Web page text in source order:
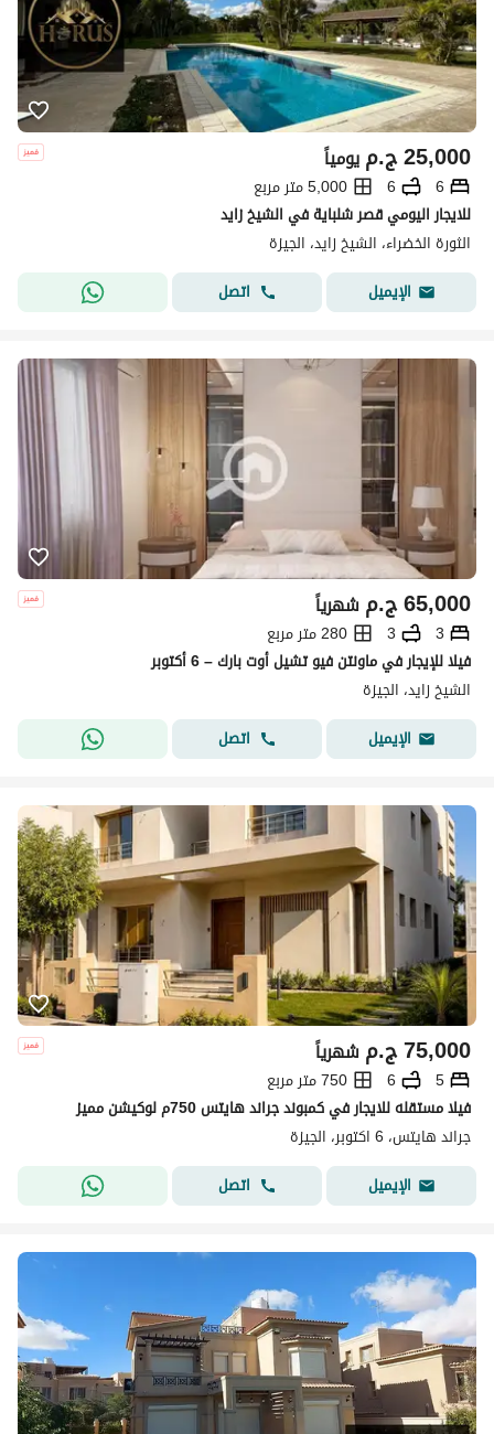
ج.م25,000 يومياً
6
6
5,000 متر مربع
للايجار اليومي قصر شلباية في الشيخ زايد
الثورة الخضراء، الشيخ زايد، الجيزة
الإيميل
اتصل
ج.م65,000 شهرياً
3
3
280 متر مربع
فيلا للإيجار في ماونتن فيو تشيل أوت بارك – 6 أكتوبر
الشيخ زايد، الجيزة
الإيميل
اتصل
ج.م75,000 شهرياً
5
6
750 متر مربع
فيلا مستقله للايجار في كمبوند جراند هايتس 750م لوكيشن مميز
جراند هايتس، 6 اكتوبر، الجيزة
الإيميل
اتصل